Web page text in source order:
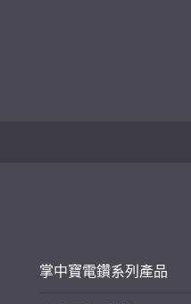
掌中寶電鑽系列產品